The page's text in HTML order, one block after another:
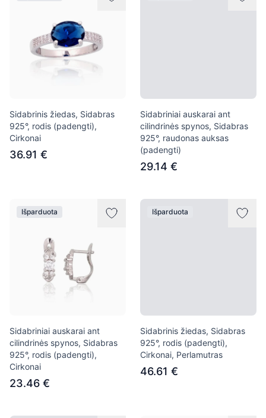
Sidabrinis žiedas, Sidabras
925°, rodis (padengti),
Cirkonai
36.91 €
Sidabriniai auskarai ant
cilindrinės spynos, Sidabras
925°, raudonas auksas
(padengti)
29.14 €
Išparduota
Sidabriniai auskarai ant
cilindrinės spynos, Sidabras
925°, rodis (padengti),
Cirkonai
23.46 €
Išparduota
Sidabrinis žiedas, Sidabras
925°, rodis (padengti),
Cirkonai, Perlamutras
46.61 €